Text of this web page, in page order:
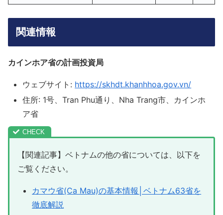
関連情報
カインホア省の計画投資局
ウェブサイト: https://skhdt.khanhhoa.gov.vn/
住所: 1号、Tran Phu通り、Nha Trang市、カインホ
ア省
【関連記事】ベトナムの他の省については、以下を
ご覧ください。
カマウ省(Ca Mau)の基本情報│ベトナム63省を
徹底解説